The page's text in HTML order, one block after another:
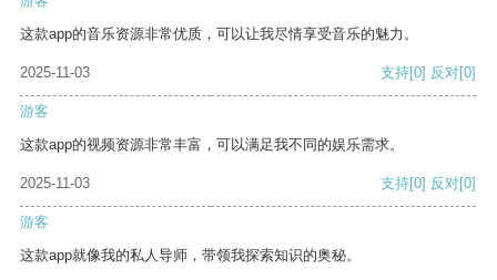
这款app的音乐资源非常优质，可以让我尽情享受音乐的魅力。
2025-11-03 支持[0] 反对[0]
游客
这款app的视频资源非常丰富，可以满足我不同的娱乐需求。
2025-11-03 支持[0] 反对[0]
游客
这款app就像我的私人导师，带领我探索知识的奥秘。